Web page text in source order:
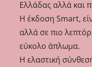
Ελλάδας αλλά και
Η έκδοση Smart,
αλλά σε πιο
εύκολο άπλωμα.
Η ελαστική